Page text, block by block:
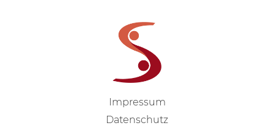
Impressum
Datenschutz